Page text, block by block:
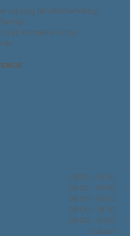
og tryg tandbehandling
at kontakte os for
08:00 - 16:30
08:00 - 18:00
08:00 - 16:00
08:00 - 18:30
08:00 - 15:00
Lukket